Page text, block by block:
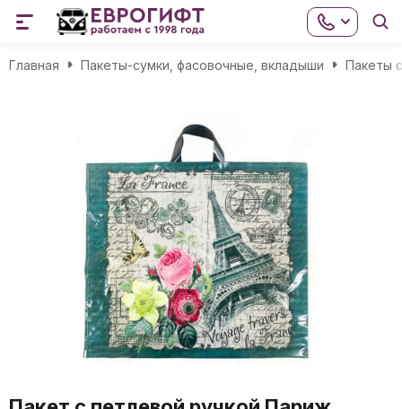
Главная Пакеты-сумки, фасовочные, вкладыши Пакеты